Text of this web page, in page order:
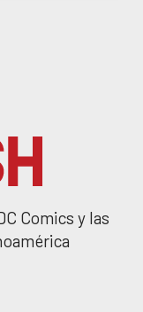
Comics y las